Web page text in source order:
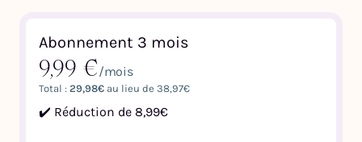
Abonnement 3 mois
9,99 €/mois
Total : 29,98€ au lieu de 38,97€
✔️ Réduction de 8,99€